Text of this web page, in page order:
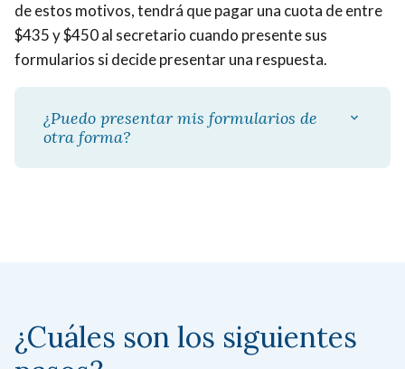
de estos motivos, tendrá que pagar una cuota de entre
$435 y $450 al secretario cuando presente sus
formularios si decide presentar una respuesta.
¿Puedo presentar mis formularios de
otra forma?
¿Cuáles son los siguientes